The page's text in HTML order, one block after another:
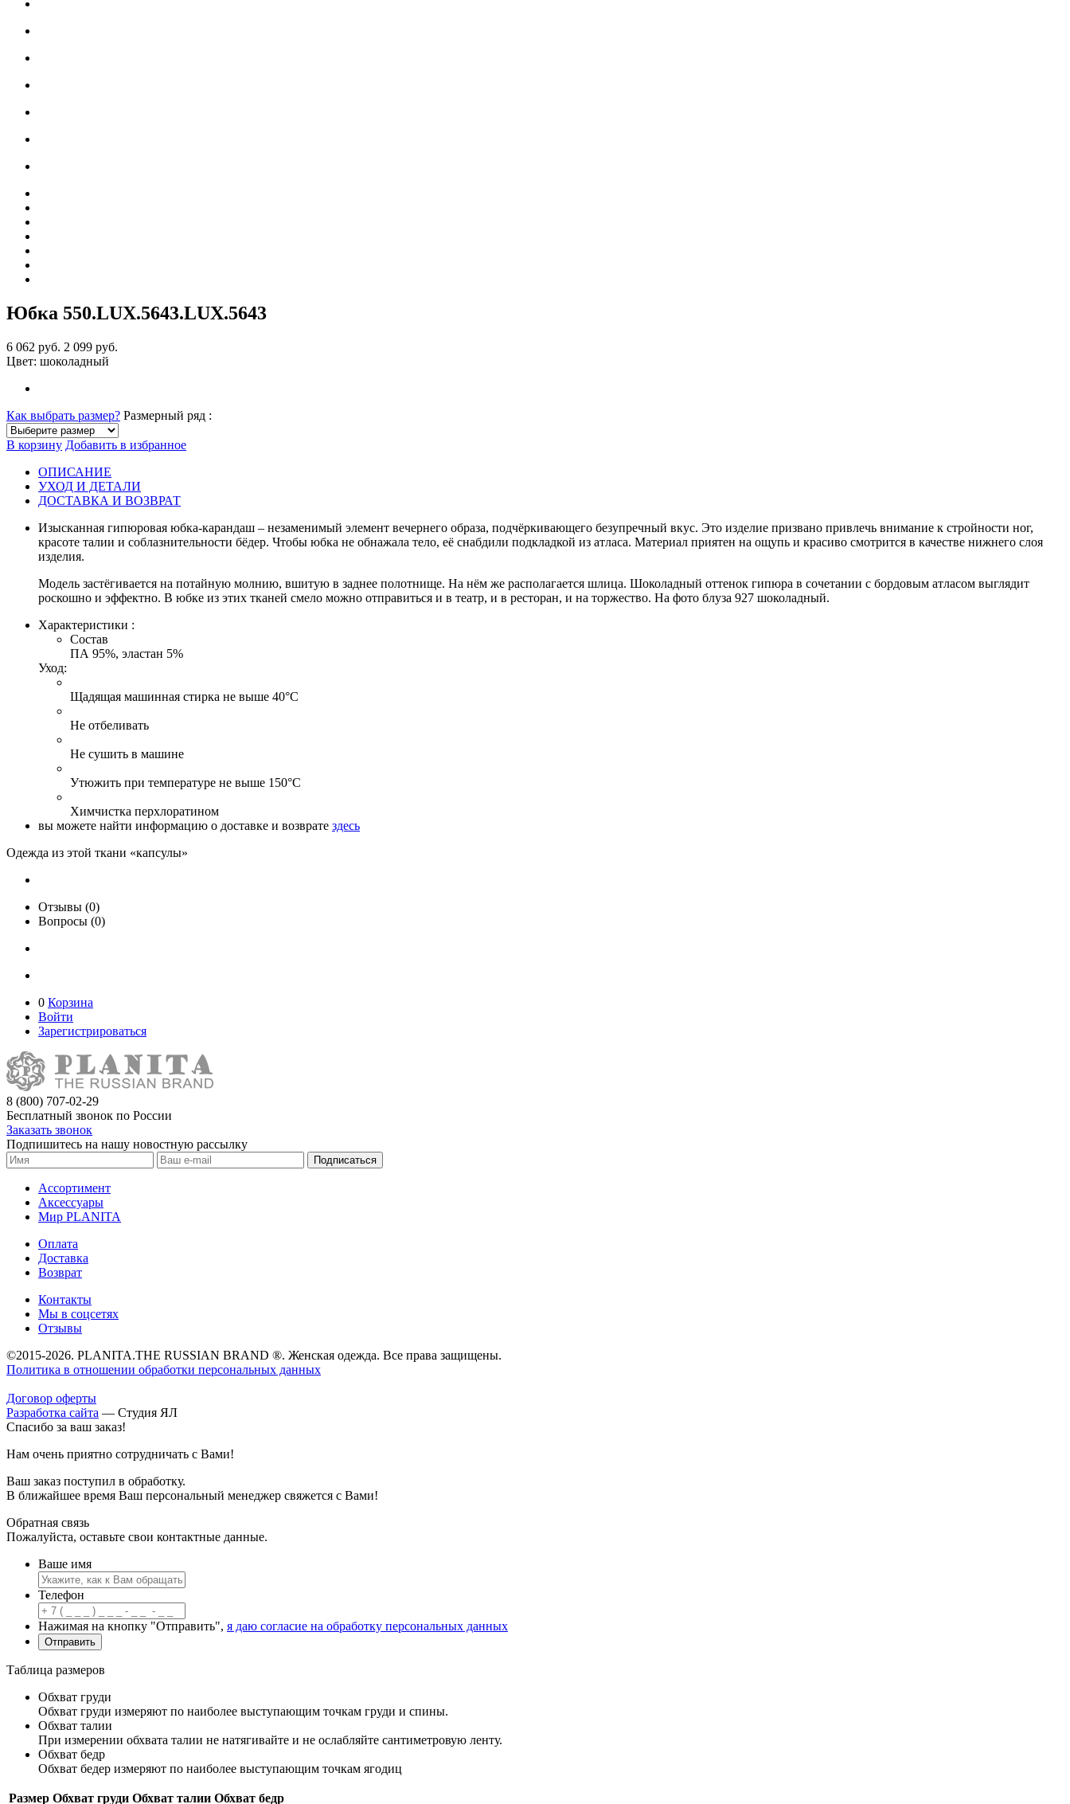
Юбка 550.LUX.5643.LUX.5643
6 062 руб. 2 099 руб.
Цвет: шоколадный
Как выбрать размер? Размерный ряд :
В корзину Добавить в избранное
ОПИСАНИЕ
УХОД И ДЕТАЛИ
ДОСТАВКА И ВОЗВРАТ
Изысканная гипюровая юбка-карандаш – незаменимый элемент вечернего образа, подчёркивающего безупречный вкус. Это изделие призвано привлечь внимание к стройности ног,
красоте талии и соблазнительности бёдер. Чтобы юбка не обнажала тело, её снабдили подкладкой из атласа. Материал приятен на ощупь и красиво смотрится в качестве нижнего слоя
изделия.
Модель застёгивается на потайную молнию, вшитую в заднее полотнище. На нём же располагается шлица. Шоколадный оттенок гипюра в сочетании с бордовым атласом выглядит
роскошно и эффектно. В юбке из этих тканей смело можно отправиться и в театр, и в ресторан, и на торжество. На фото блуза 927 шоколадный.
Характеристики :
Состав
ПА 95%, эластан 5%
Уход:
Щадящая машинная стирка не выше 40°С
Не отбеливать
Не сушить в машине
Утюжить при температуре не выше 150°С
Химчистка перхлоратином
вы можете найти информацию о доставке и возврате здесь
Одежда из этой ткани «капсулы»
Отзывы (0)
Вопросы (0)
0 Корзина
Войти
Зарегистрироваться
8 (800) 707-02-29
Бесплатный звонок по России
Заказать звонок
Подпишитесь на нашу новостную рассылку
Подписаться
Ассортимент
Аксессуары
Мир PLANITA
Оплата
Доставка
Возврат
Контакты
Мы в соцсетях
Отзывы
©2015-2026. PLANITA.THE RUSSIAN BRAND ®. Женская одежда. Все права защищены.
Политика в отношении обработки персональных данных
Договор оферты
Разработка сайта — Студия ЯЛ
Спасибо за ваш заказ!
Нам очень приятно сотрудничать с Вами!
Ваш заказ поступил в обработку.
В ближайшее время Ваш персональный менеджер свяжется с Вами!
Обратная связь
Пожалуйста, оставьте свои контактные данные.
Ваше имя
Телефон
Нажимая на кнопку "Отправить", я даю согласие на обработку персональных данных
Таблица размеров
Обхват груди
Обхват груди измеряют по наиболее выступающим точкам груди и спины.
Обхват талии
При измерении обхвата талии не натягивайте и не ослабляйте сантиметровую ленту.
Обхват бедр
Обхват бедер измеряют по наиболее выступающим точкам ягодиц
Размер Обхват груди Обхват талии Обхват бедр